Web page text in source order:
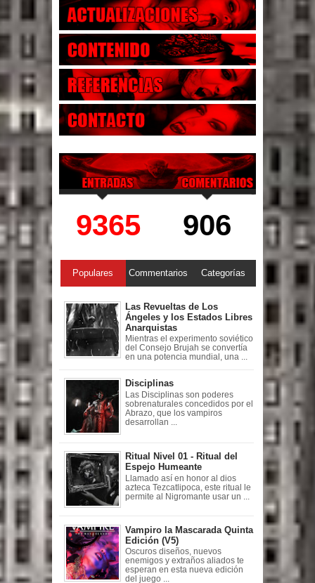
9365 906
Populares Commentarios Categorías
Las Revueltas de Los
Ángeles y los Estados Libres
Anarquistas
Mientras el experimento soviético
del Consejo Brujah se convertía
en una potencia mundial, una ...
Disciplinas
Las Disciplinas son poderes
sobrenaturales concedidos por el
Abrazo, que los vampiros
desarrollan ...
Ritual Nivel 01 - Ritual del
Espejo Humeante
Llamado así en honor al dios
azteca Tezcatlipoca, este ritual le
permite al Nigromante usar un ...
Vampiro la Mascarada Quinta
Edición (V5)
Oscuros diseños, nuevos
enemigos y extraños aliados te
esperan en esta nueva edición
del juego ...